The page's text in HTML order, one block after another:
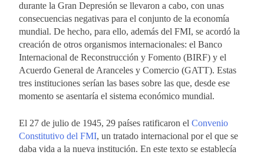
durante la Gran Depresión se llevaron a cabo, con unas
consecuencias negativas para el conjunto de la economía
mundial. De hecho, para ello, además del FMI, se acordó la
creación de otros organismos internacionales: el Banco
Internacional de Reconstrucción y Fomento (BIRF) y el
Acuerdo General de Aranceles y Comercio (GATT). Estas
tres instituciones serían las bases sobre las que, desde ese
momento se asentaría el sistema económico mundial.
El 27 de julio de 1945, 29 países ratificaron el Convenio
Constitutivo del FMI, un tratado internacional por el que se
daba vida a la nueva institución. En este texto se establecía